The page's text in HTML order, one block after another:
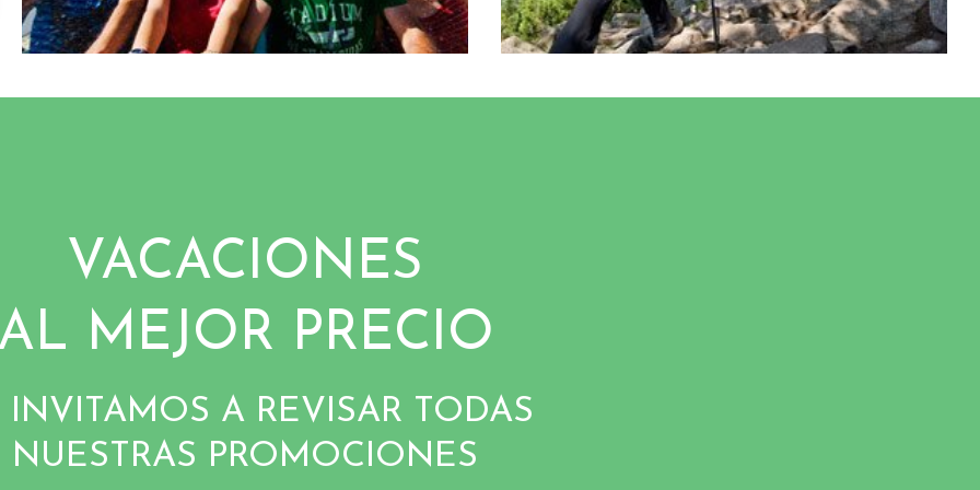
VACACIONES
MEJOR PRECIO
INVITAMOS A REVISAR TODAS
NUESTRAS PROMOCIONES